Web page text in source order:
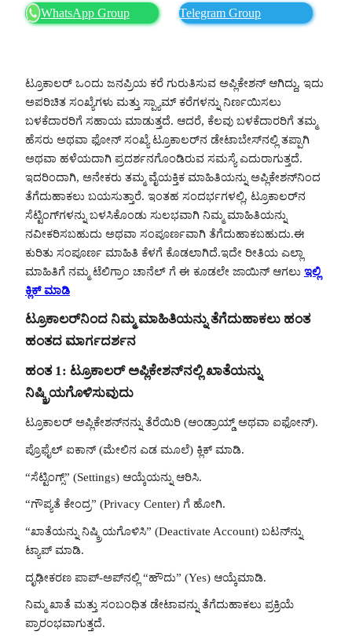
WhatsApp Group Telegram Group
ಟ್ರೂಕಾಲರ್ ಒಂದು ಜನಪ್ರಿಯ ಕರೆ ಗುರುತಿಸುವ ಅಪ್ಲಿಕೇಶನ್ ಆಗಿದ್ದು, ಇದು
ಅಪರಿಚಿತ ಸಂಖ್ಯೆಗಳು ಮತ್ತು ಸ್ಪ್ಯಾಮ್ ಕರೆಗಳನ್ನು ನಿರ್ಣಯಿಸಲು
ಬಳಕೆದಾರರಿಗೆ ಸಹಾಯ ಮಾಡುತ್ತದೆ. ಆದರೆ, ಕೆಲವು ಬಳಕೆದಾರರಿಗೆ ತಮ್ಮ
ಹೆಸರು ಅಥವಾ ಫೋನ್ ಸಂಖ್ಯೆ ಟ್ರೂಕಾಲರ್‌ನ ಡೇಟಾಬೇಸ್‌ನಲ್ಲಿ ತಪ್ಪಾಗಿ
ಅಥವಾ ಹಳೆಯದಾಗಿ ಪ್ರದರ್ಶನಗೊಂಡಿರುವ ಸಮಸ್ಯೆ ಎದುರಾಗುತ್ತದೆ.
ಇದರಿಂದಾಗಿ, ಅನೇಕರು ತಮ್ಮ ವೈಯಕ್ತಿಕ ಮಾಹಿತಿಯನ್ನು ಅಪ್ಲಿಕೇಶನ್‌ನಿಂದ
ತೆಗೆದುಹಾಕಲು ಬಯಸುತ್ತಾರೆ. ಇಂತಹ ಸಂದರ್ಭಗಳಲ್ಲಿ, ಟ್ರೂಕಾಲರ್‌ನ
ಸೆಟ್ಟಿಂಗ್‌ಗಳನ್ನು ಬಳಸಿಕೊಂಡು ಸುಲಭವಾಗಿ ನಿಮ್ಮ ಮಾಹಿತಿಯನ್ನು
ನವೀಕರಿಸಬಹುದು ಅಥವಾ ಸಂಪೂರ್ಣವಾಗಿ ತೆಗೆದುಹಾಕಬಹುದು.ಈ
ಕುರಿತು ಸಂಪೂರ್ಣ ಮಾಹಿತಿ ಕೆಳಗೆ ಕೊಡಲಾಗಿದೆ.ಇದೇ ರೀತಿಯ ಎಲ್ಲಾ
ಮಾಹಿತಿಗೆ ನಮ್ಮ ಟೆಲಿಗ್ರಾಂ ಚಾನೆಲ್ ಗೆ ಈ ಕೂಡಲೇ ಜಾಯಿನ್ ಆಗಲು ಇಲ್ಲಿ
ಕ್ಲಿಕ್ ಮಾಡಿ
ಟ್ರೂಕಾಲರ್‌ನಿಂದ ನಿಮ್ಮ ಮಾಹಿತಿಯನ್ನು ತೆಗೆದುಹಾಕಲು ಹಂತ
ಹಂತದ ಮಾರ್ಗದರ್ಶನ
ಹಂತ 1: ಟ್ರೂಕಾಲರ್ ಅಪ್ಲಿಕೇಶನ್‌ನಲ್ಲಿ ಖಾತೆಯನ್ನು
ನಿಷ್ಕ್ರಿಯಗೊಳಿಸುವುದು
ಟ್ರೂಕಾಲರ್ ಅಪ್ಲಿಕೇಶನ್‌ನನ್ನು ತೆರೆಯಿರಿ (ಆಂಡ್ರಾಯ್ಡ್ ಅಥವಾ ಐಫೋನ್).
ಪ್ರೊಫೈಲ್ ಐಕಾನ್ (ಮೇಲಿನ ಎಡ ಮೂಲೆ) ಕ್ಲಿಕ್ ಮಾಡಿ.
“ಸೆಟ್ಟಿಂಗ್ಸ್” (Settings) ಆಯ್ಕೆಯನ್ನು ಆರಿಸಿ.
“ಗೌಪ್ಯತೆ ಕೇಂದ್ರ” (Privacy Center) ಗೆ ಹೋಗಿ.
“ಖಾತೆಯನ್ನು ನಿಷ್ಕ್ರಿಯಗೊಳಿಸಿ” (Deactivate Account) ಬಟನ್‌ನ್ನು
ಟ್ಯಾಪ್ ಮಾಡಿ.
ದೃಢೀಕರಣ ಪಾಪ್-ಅಪ್‌ನಲ್ಲಿ “ಹೌದು” (Yes) ಆಯ್ಕೆಮಾಡಿ.
ನಿಮ್ಮ ಖಾತೆ ಮತ್ತು ಸಂಬಂಧಿತ ಡೇಟಾವನ್ನು ತೆಗೆದುಹಾಕಲು ಪ್ರಕ್ರಿಯೆ
ಪ್ರಾರಂಭವಾಗುತ್ತದೆ.